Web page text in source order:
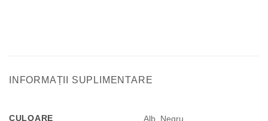
INFORMAȚII SUPLIMENTARE
CULOARE Alb, Negru